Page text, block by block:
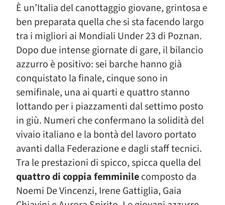
È un’Italia del canottaggio giovane, grintosa e
ben preparata quella che si sta facendo largo
tra i migliori ai Mondiali Under 23 di Poznan.
Dopo due intense giornate di gare, il bilancio
azzurro è positivo: sei barche hanno già
conquistato la finale, cinque sono in
semifinale, una ai quarti e quattro stanno
lottando per i piazzamenti dal settimo posto
in giù. Numeri che confermano la solidità del
vivaio italiano e la bontà del lavoro portato
avanti dalla Federazione e dagli staff tecnici.
Tra le prestazioni di spicco, spicca quella del
quattro di coppia femminilecomposto da
Noemi De Vincenzi, Irene Gattiglia, Gaia